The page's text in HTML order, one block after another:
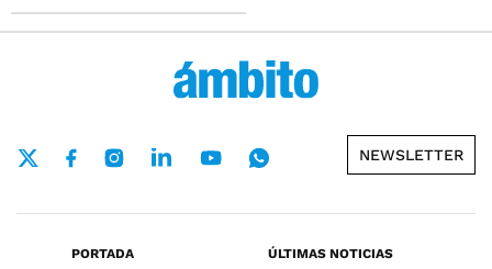
NEWSLETTER
PORTADA
ÚLTIMAS NOTICIAS